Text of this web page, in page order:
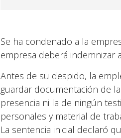
Se ha condenado a la
empresa deberá indemnizar
Antes de su despido, la
guardar documentación de
presencia ni la de ningún
personales y material de
La sentencia inicial declaró